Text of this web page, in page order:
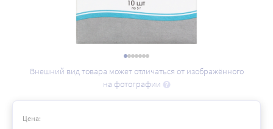
Внешний вид товара может отличаться от изображённого
на фотографии
Цена: